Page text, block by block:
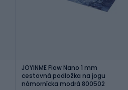
JOYINME Flow Nano 1 mm
cestovná podložka na jogu
námornícka modrá 800502